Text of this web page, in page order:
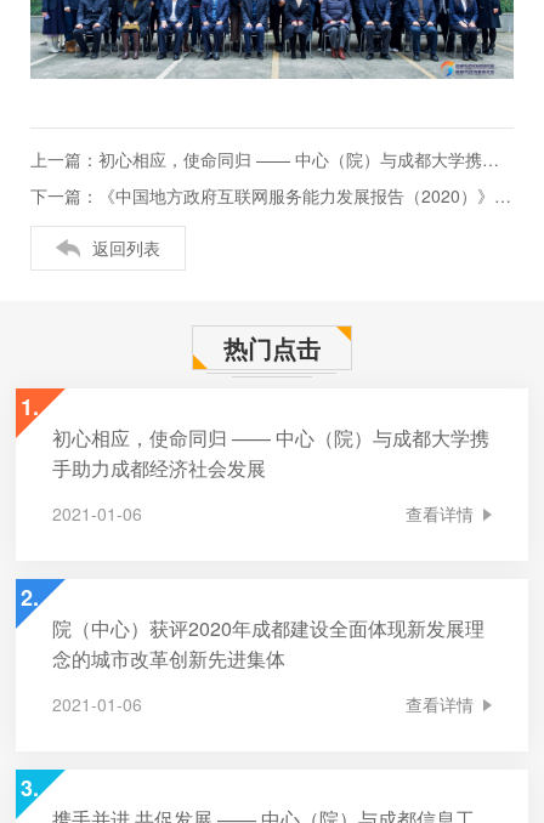
上一篇：初心相应，使命同归 —— 中心（院）与成都大学携手助力成都经济社会发展
下一篇：《中国地方政府互联网服务能力发展报告（2020）》在京发布
返回列表
热门点击
1.
初心相应，使命同归 —— 中心（院）与成都大学携
手助力成都经济社会发展
2021-01-06 查看详情
2.
院（中心）获评2020年成都建设全面体现新发展理
念的城市改革创新先进集体
2021-01-06 查看详情
3.